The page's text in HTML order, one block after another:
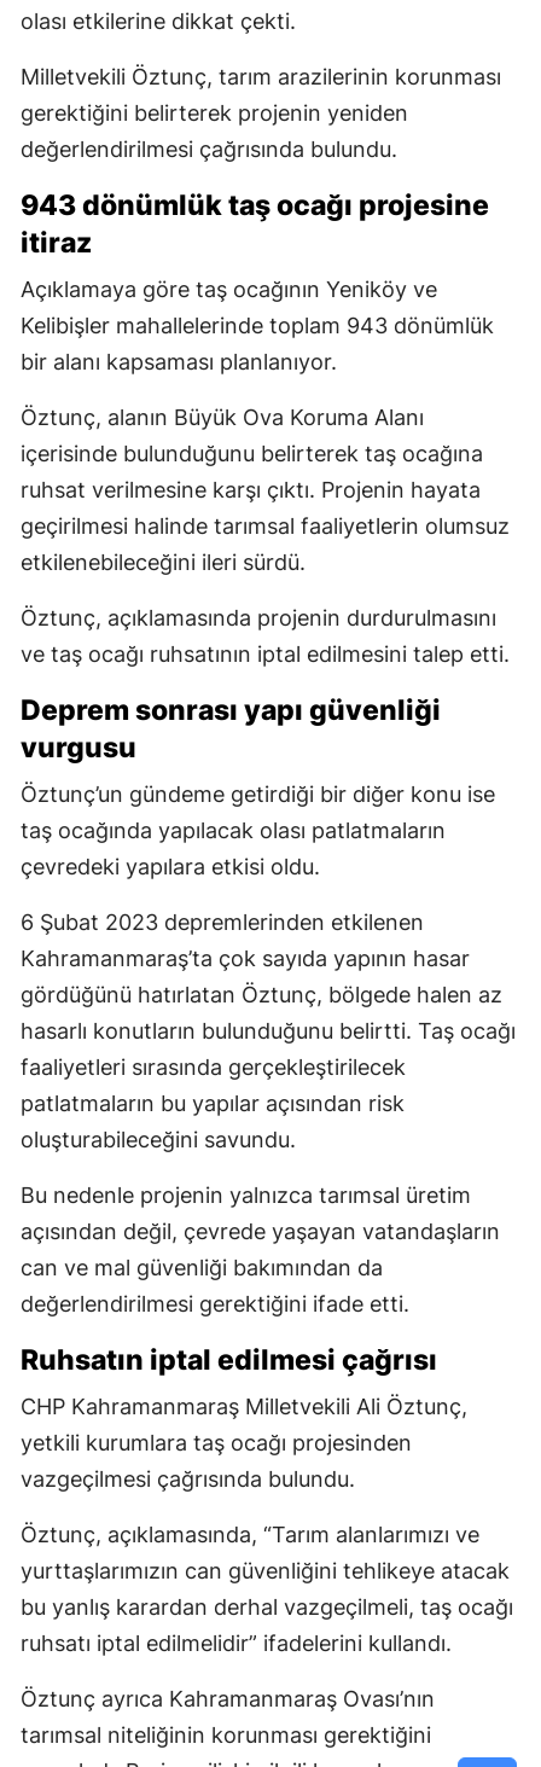
olası etkilerine dikkat çekti.
Milletvekili Öztunç, tarım arazilerinin korunması
gerektiğini belirterek projenin yeniden
değerlendirilmesi çağrısında bulundu.
943 dönümlük taş ocağı projesine
itiraz
Açıklamaya göre taş ocağının Yeniköy ve
Kelibişler mahallelerinde toplam 943 dönümlük
bir alanı kapsaması planlanıyor.
Öztunç, alanın Büyük Ova Koruma Alanı
içerisinde bulunduğunu belirterek taş ocağına
ruhsat verilmesine karşı çıktı. Projenin hayata
geçirilmesi halinde tarımsal faaliyetlerin olumsuz
etkilenebileceğini ileri sürdü.
Öztunç, açıklamasında projenin durdurulmasını
ve taş ocağı ruhsatının iptal edilmesini talep etti.
Deprem sonrası yapı güvenliği
vurgusu
Öztunç’un gündeme getirdiği bir diğer konu ise
taş ocağında yapılacak olası patlatmaların
çevredeki yapılara etkisi oldu.
6 Şubat 2023 depremlerinden etkilenen
Kahramanmaraş’ta çok sayıda yapının hasar
gördüğünü hatırlatan Öztunç, bölgede halen az
hasarlı konutların bulunduğunu belirtti. Taş ocağı
faaliyetleri sırasında gerçekleştirilecek
patlatmaların bu yapılar açısından risk
oluşturabileceğini savundu.
Bu nedenle projenin yalnızca tarımsal üretim
açısından değil, çevrede yaşayan vatandaşların
can ve mal güvenliği bakımından da
değerlendirilmesi gerektiğini ifade etti.
Ruhsatın iptal edilmesi çağrısı
CHP Kahramanmaraş Milletvekili Ali Öztunç,
yetkili kurumlara taş ocağı projesinden
vazgeçilmesi çağrısında bulundu.
Öztunç, açıklamasında, “Tarım alanlarımızı ve
yurttaşlarımızın can güvenliğini tehlikeye atacak
bu yanlış karardan derhal vazgeçilmeli, taş ocağı
ruhsatı iptal edilmelidir” ifadelerini kullandı.
Öztunç ayrıca Kahramanmaraş Ovası’nın
tarımsal niteliğinin korunması gerektiğini